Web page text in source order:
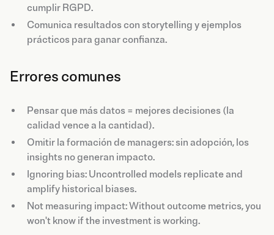
cumplir RGPD.
Comunica resultados con storytelling y ejemplos
prácticos para ganar confianza.
Errores comunes
Pensar que más datos = mejores decisiones (la
calidad vence a la cantidad).
Omitir la formación de managers: sin adopción, los
insights no generan impacto.
Ignoring bias: Uncontrolled models replicate and
amplify historical biases.
Not measuring impact: Without outcome metrics, you
won't know if the investment is working.